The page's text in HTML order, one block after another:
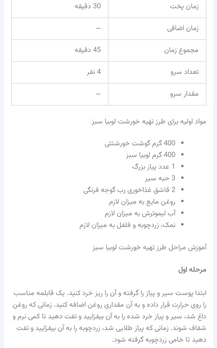
زمان پخت
30 دقیقه
زمان اضافی
—
مجموع زمان
45 دقیقه
تعداد سرو
4 نفر
مقدار سرو
—
مواد اولیه برای طرز تهیه خورشت لوبیا سبز
400 گرم گوشت خورشتتی
400 گرم لوبیا سبز
1 عدد پیاز بزرگ
3 حبه سیر
2 قاشق غذاخوری رب گوجه فرنگی
روغن مایع به میزان لازم
آب لیموترش به میزان لازم
نمک، زردچوبه و فلفل به میزان لازم
آموزش مراحل طرز تهیه خورشت لوبیا سبز
مرحله اول
ابتدا پوست سیر و پیاز را گرفته و آن را ریز خرد کنید. یک قابلمه مناسب
را روی حرارت قرار داده و به آن مقداری روغن اضافه کنید. زمانی که روغن
داغ شد، سیر و پیاز خرد شده را به آن بیفزایید و تفت دهید تا کمی نرم و
شفاف شوند. زمانی که پیاز طلایی شد، زردچوبه را به آن بیفزایید و تفت
دهید تا خامی زردچوبه گرفته شود.